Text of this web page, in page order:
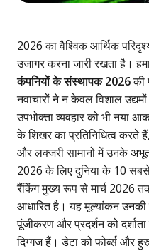
2026 का वैश्विक आर्थिक
उजागर करना जारी रखता है।
कंपनियों के संस्थापक 2026की
नवाचारों ने न केवल विशाल
उपभोक्ता व्यवहार को भी नया
के शिखर का प्रतिनिधित्व करते
और लक्जरी सामानों में उनके
2026 के लिए दुनिया के 10
रैंकिंग मुख्य रूप से मार्च 2026
आधारित है। यह मूल्यांकन उनकी
पूंजीकरण और प्रदर्शन को
दिग्गज हैं। डेटा को फोर्ब्स और